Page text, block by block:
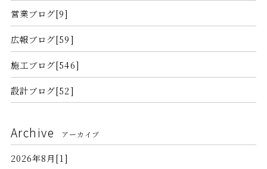
営業ブログ[9]
広報ブログ[59]
施工ブログ[546]
設計ブログ[52]
Archive アーカイブ
2026年8月[1]